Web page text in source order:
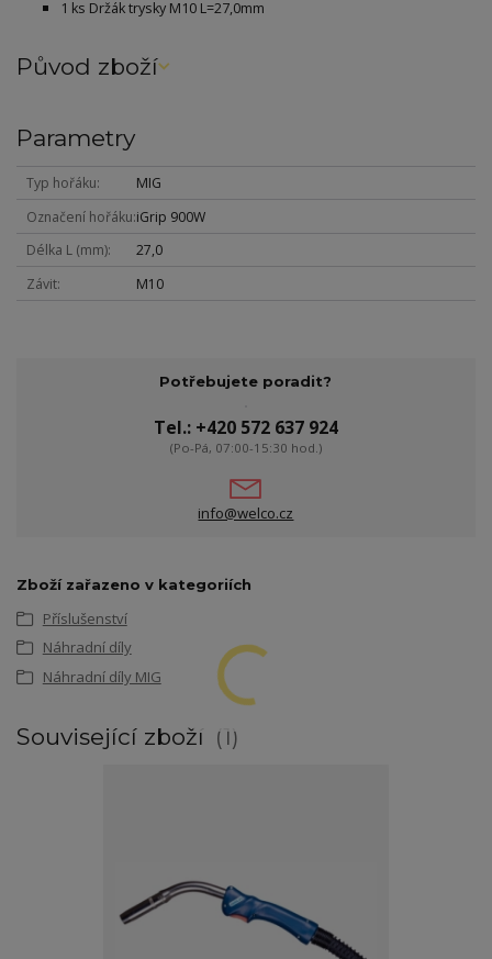
1 ks Držák trysky M10 L=27,0mm
Původ zboží
Parametry
Typ hořáku
MIG
Označení hořáku iGrip 900W
Délka L (mm)
27,0
Závit
M10
Potřebujete poradit?
Tel.: +420 572 637 924
(Po-Pá, 07:00-15:30 hod.)
info@welco.cz
Zboží zařazeno v kategoriích
Příslušenství
Náhradní díly
Náhradní díly MIG
Související zboží 1